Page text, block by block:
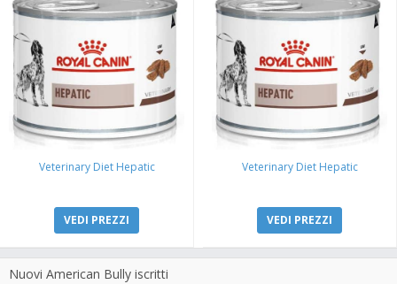
Veterinary Diet Hepatic
VEDI PREZZI
Veterinary Diet Hepatic
VEDI PREZZI
Nuovi American Bully iscritti